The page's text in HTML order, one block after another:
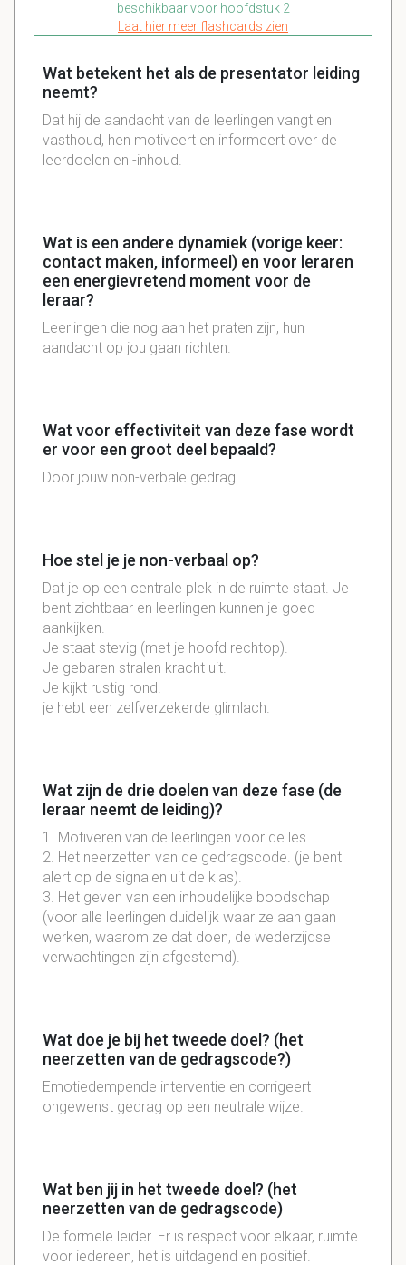
beschikbaar voor hoofdstuk 2
Laat hier meer flashcards zien
Wat betekent het als de presentator leiding
neemt?
Dat hij de aandacht van de leerlingen vangt en
vasthoud, hen motiveert en informeert over de
leerdoelen en -inhoud.
Wat is een andere dynamiek (vorige keer:
contact maken, informeel) en voor leraren
een energievretend moment voor de
leraar?
Leerlingen die nog aan het praten zijn, hun
aandacht op jou gaan richten.
Wat voor effectiviteit van deze fase wordt
er voor een groot deel bepaald?
Door jouw non-verbale gedrag.
Hoe stel je je non-verbaal op?
Dat je op een centrale plek in de ruimte staat. Je
bent zichtbaar en leerlingen kunnen je goed
aankijken.
Je staat stevig (met je hoofd rechtop).
Je gebaren stralen kracht uit.
Je kijkt rustig rond.
je hebt een zelfverzekerde glimlach.
Wat zijn de drie doelen van deze fase (de
leraar neemt de leiding)?
1. Motiveren van de leerlingen voor de les.
2. Het neerzetten van de gedragscode. (je bent
alert op de signalen uit de klas).
3. Het geven van een inhoudelijke boodschap
(voor alle leerlingen duidelijk waar ze aan gaan
werken, waarom ze dat doen, de wederzijdse
verwachtingen zijn afgestemd).
Wat doe je bij het tweede doel? (het
neerzetten van de gedragscode?)
Emotiedempende interventie en corrigeert
ongewenst gedrag op een neutrale wijze.
Wat ben jij in het tweede doel? (het
neerzetten van de gedragscode)
De formele leider. Er is respect voor elkaar, ruimte
voor iedereen, het is uitdagend en positief.